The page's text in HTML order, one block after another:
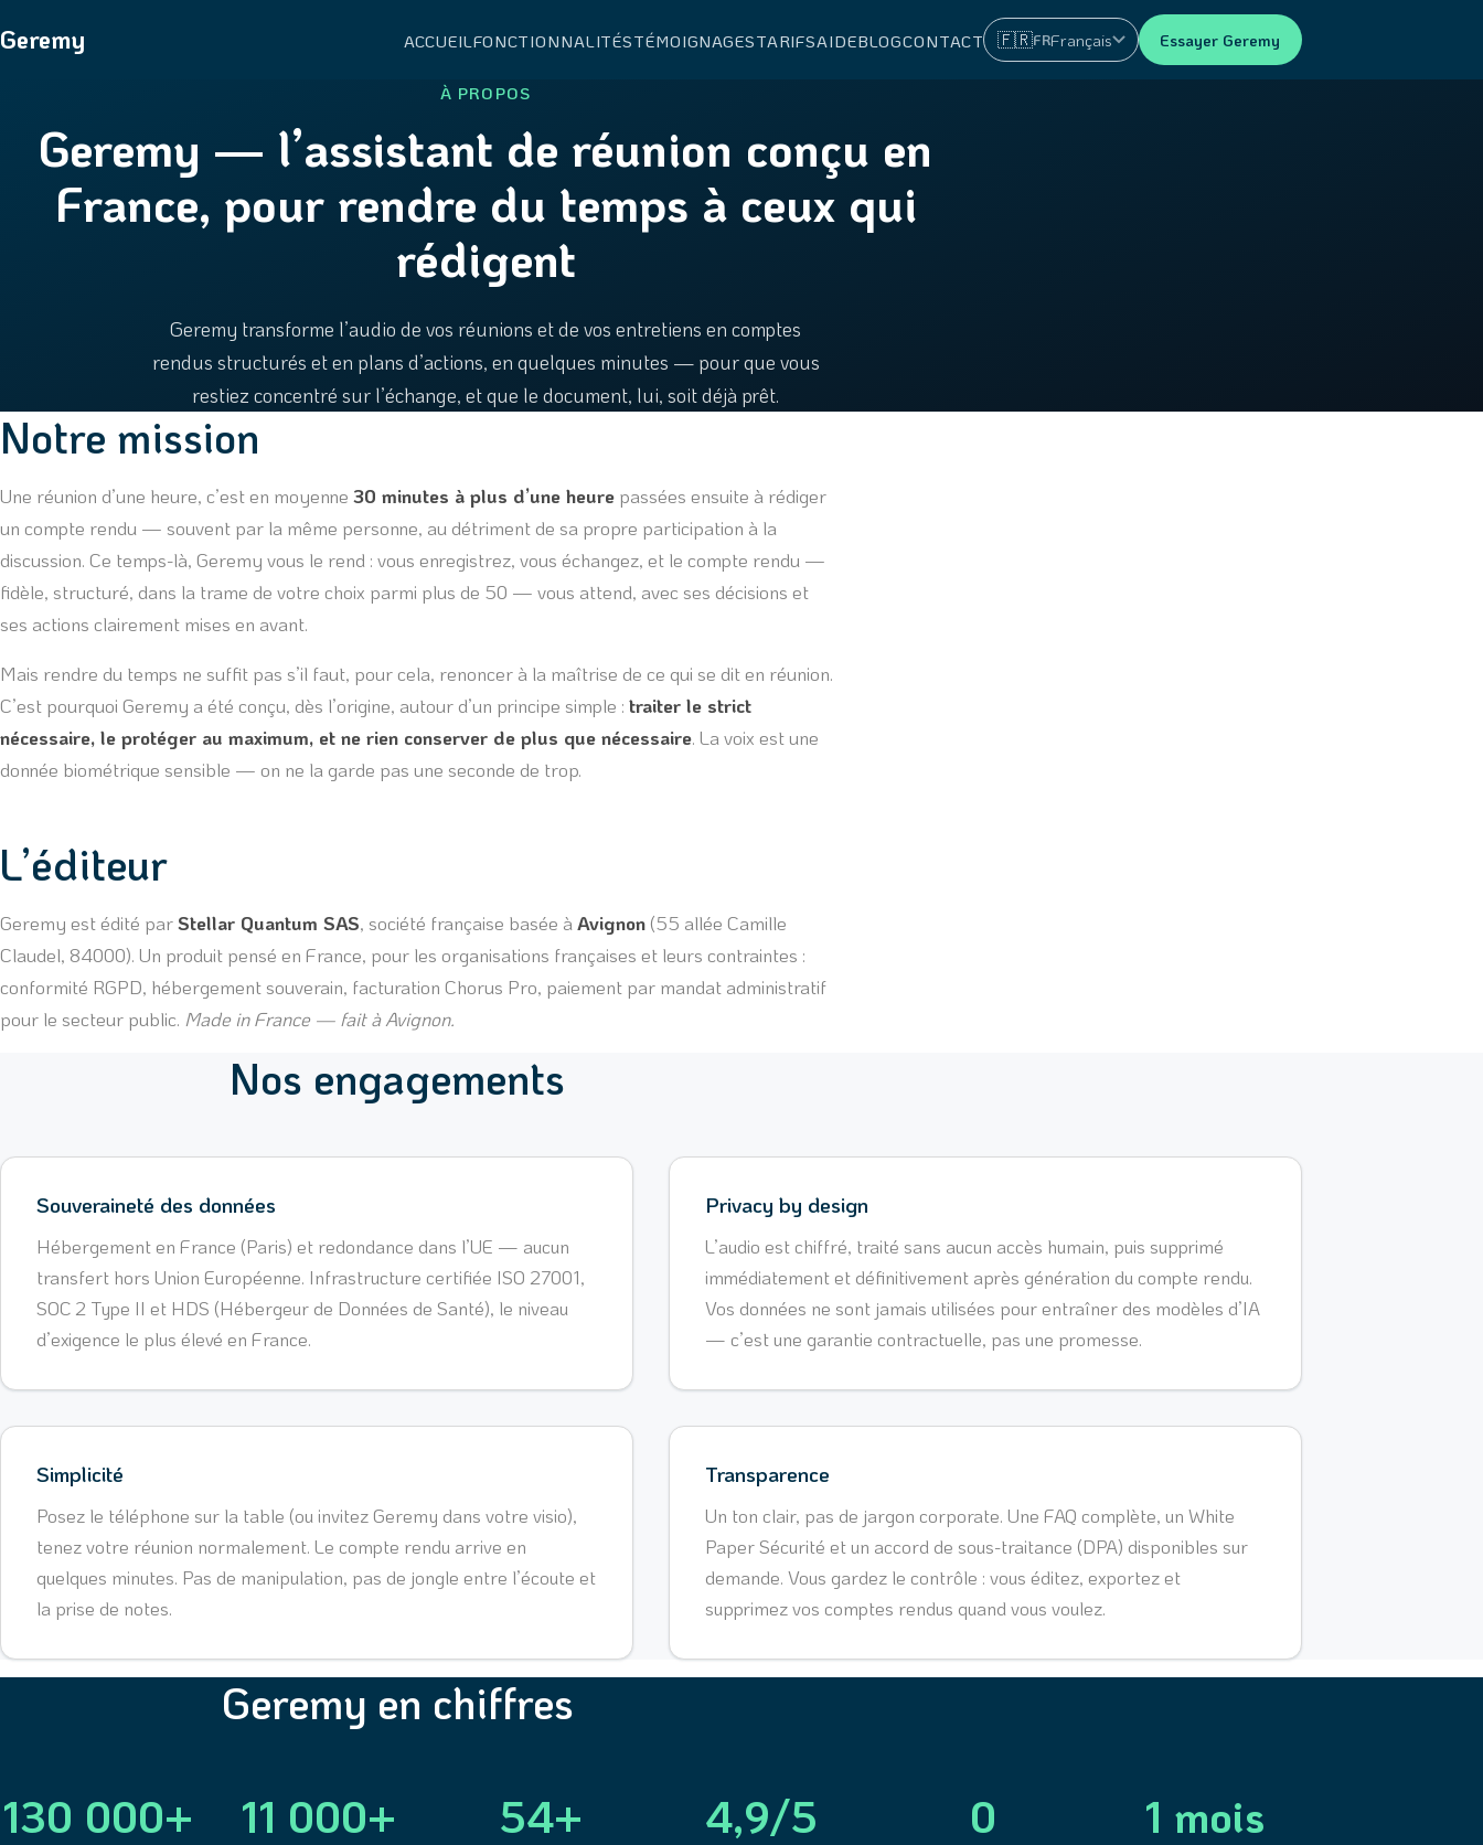
Geremy ACCUEILFONCTIONNALITÉSTÉMOIGNAGESTARIFSAIDEBLOGCONTACT 🇫🇷FRFrançais Essayer Geremy
À PROPOS
Geremy — l’assistant de réunion conçu en
France, pour rendre du temps à ceux qui
rédigent
Geremy transforme l’audio de vos réunions et de vos entretiens en comptes
rendus structurés et en plans d’actions, en quelques minutes — pour que vous
restiez concentré sur l’échange, et que le document, lui, soit déjà prêt.
Notre mission
Une réunion d’une heure, c’est en moyenne 30 minutes à plus d’une heure passées ensuite à rédiger
un compte rendu — souvent par la même personne, au détriment de sa propre participation à la
discussion. Ce temps-là, Geremy vous le rend : vous enregistrez, vous échangez, et le compte rendu —
fidèle, structuré, dans la trame de votre choix parmi plus de 50 — vous attend, avec ses décisions et
ses actions clairement mises en avant.
Mais rendre du temps ne suffit pas s’il faut, pour cela, renoncer à la maîtrise de ce qui se dit en réunion.
C’est pourquoi Geremy a été conçu, dès l’origine, autour d’un principe simple : traiter le strict
nécessaire, le protéger au maximum, et ne rien conserver de plus que nécessaire. La voix est une
donnée biométrique sensible — on ne la garde pas une seconde de trop.
L’éditeur
Geremy est édité parStellar Quantum SAS, société française basée à Avignon (55 allée Camille
Claudel, 84000). Un produit pensé en France, pour les organisations françaises et leurs contraintes :
conformité RGPD, hébergement souverain, facturation Chorus Pro, paiement par mandat administratif
pour le secteur public. Made in France — fait à Avignon.
Nos engagements
Souveraineté des données
Hébergement en France (Paris) et redondance dans l’UE — aucun
transfert hors Union Européenne. Infrastructure certifiée ISO 27001,
SOC 2 Type II et HDS (Hébergeur de Données de Santé), le niveau
d’exigence le plus élevé en France.
Privacy by design
L’audio est chiffré, traité sans aucun accès humain, puis supprimé
immédiatement et définitivement après génération du compte rendu.
Vos données ne sont jamais utilisées pour entraîner des modèles d’IA
— c’est une garantie contractuelle, pas une promesse.
Simplicité
Posez le téléphone sur la table (ou invitez Geremy dans votre visio),
tenez votre réunion normalement. Le compte rendu arrive en
quelques minutes. Pas de manipulation, pas de jongle entre l’écoute et
la prise de notes.
Transparence
Un ton clair, pas de jargon corporate. Une FAQ complète, un White
Paper Sécurité et un accord de sous-traitance (DPA) disponibles sur
demande. Vous gardez le contrôle : vous éditez, exportez et
supprimez vos comptes rendus quand vous voulez.
Geremy en chiffres
130 000+ 11 000+ 54+ 4,9/5 0 1 mois